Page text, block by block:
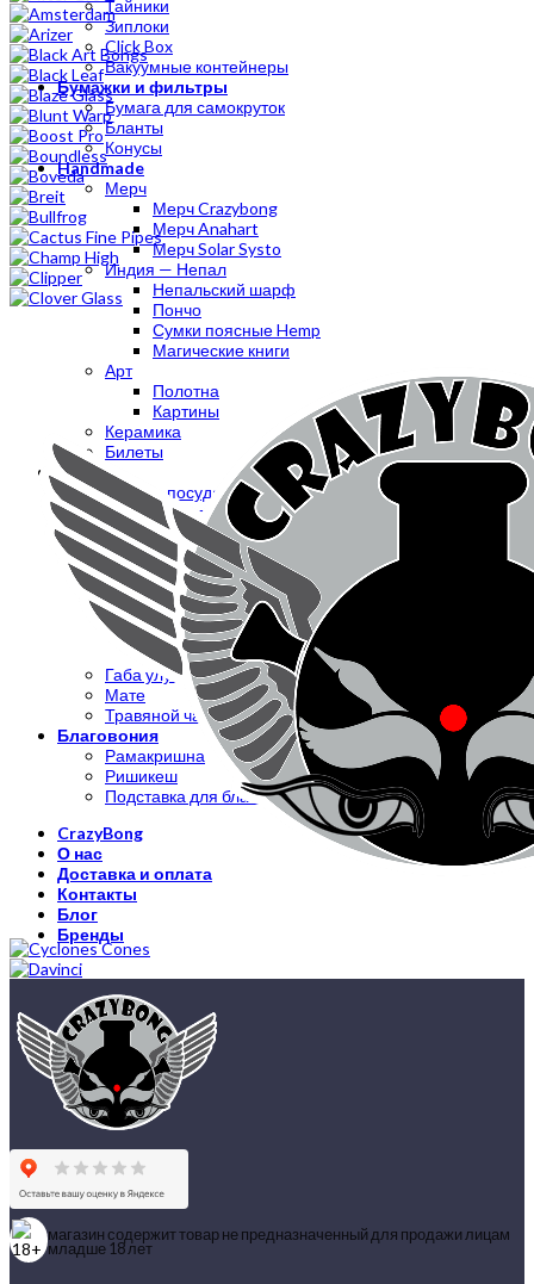
Тайники
Зиплоки
Click Box
Вакуумные контейнеры
Бумажки и фильтры
Бумага для самокруток
Бланты
Конусы
Handmade
Мерч
Мерч Crazybong
Мерч Anahart
Мерч Solar Systo
Индия — Непал
Непальский шарф
Пончо
Сумки поясные Hemp
Магические книги
Арт
Полотна
Картины
Керамика
Билеты
Чай
Чайная посуда
Китайский чай
Пуэр
Да Хун Пао
Те Гуань Инь
Гуандунские Улуны
Белый чай
Зеленый чай
Желтый чай
Габа улун
Мате
Травяной чай
Благовония
Рамакришна
Ришикеш
Подставка для благовоний
CrazyBong
О нас
Доставка и оплата
Контакты
Блог
Бренды
магазин содержит товар не предназначенный для продажи лицам
младше 18 лет